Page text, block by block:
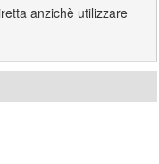
anzichè utilizzare